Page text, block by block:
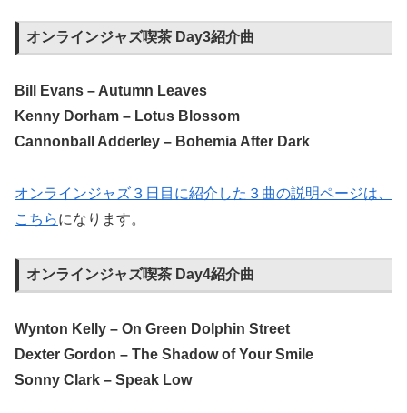
オンラインジャズ喫茶 Day3紹介曲
Bill Evans – Autumn Leaves
Kenny Dorham – Lotus Blossom
Cannonball Adderley – Bohemia After Dark
オンラインジャズ３日目に紹介した３曲の説明ページは、
こちらになります。
オンラインジャズ喫茶 Day4紹介曲
Wynton Kelly – On Green Dolphin Street
Dexter Gordon – The Shadow of Your Smile
Sonny Clark – Speak Low